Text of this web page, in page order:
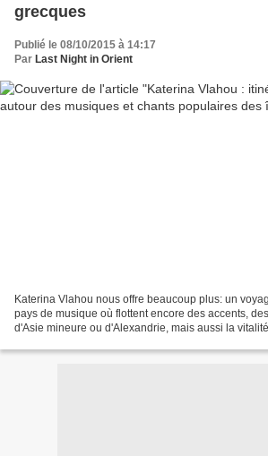
grecques
Publié le 08/10/2015 à 14:17
Par Last Night in Orient
Katerina Vlahou nous offre beaucoup plus: un
pays de musique où flottent encore des accents, des
d'Asie mineure ou d'Alexandrie, mais aussi la